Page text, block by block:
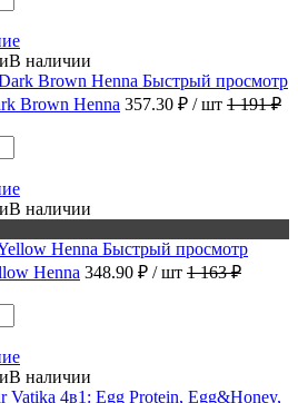
В наличии
Быстрый просмотр
Brown Henna 357.30 ₽ / шт 1 191 ₽
В наличии
Быстрый просмотр
Henna 348.90 ₽ / шт 1 163 ₽
В наличии